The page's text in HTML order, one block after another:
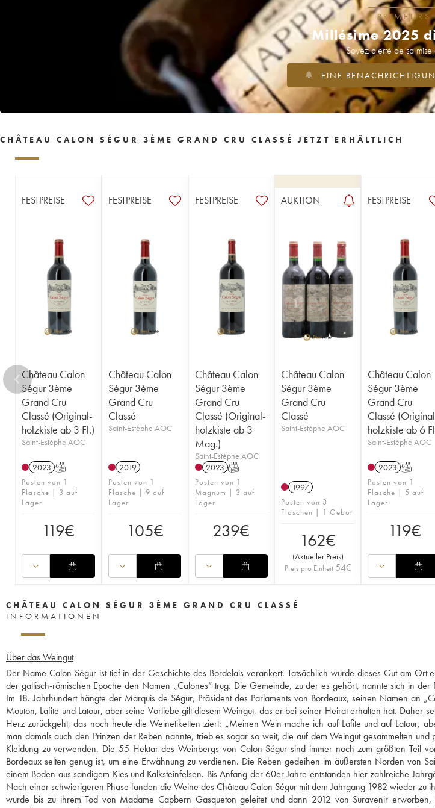
1974
1969
1967
1961
1957
1956
1952
1950
1949
1948 1947 1945
1944
1941
PRIMEURS
Millésime 2025
Soyez alerté de sa mise
EINE
CHÂTEAU CALON SÉGUR 3ÈME GRAND CRU CLASSÉ JETZT ERHÄLTLICH
FESTPREISE
Château Calon
Ségur 3ème
Grand Cru
Classé (Original-
holzkiste ab 3 Fl.)
Saint-Estèphe AOC
2023 T
Posten von 1
Flasche | 3 auf
Lager
119€
FESTPREISE
Château Calon
Ségur 3ème
Grand Cru
Classé
Saint-Estèphe AOC
2019
Posten von 1
Flasche | 9 auf
Lager
105€
FESTPREISE
Château Calon
Ségur 3ème
Grand Cru
Classé (Original-
holzkiste ab 3
Mag.)
Saint-Estèphe AOC
2023 T
Posten von 1
Magnum | 3 auf
Lager
239€
AUKTION
Château Calon
Ségur 3ème
Grand Cru
Classé
Saint-Estèphe AOC
1997
Posten von 3
Flaschen | 1 Gebot
162€
(Aktueller Preis)
Preis pro Einheit 54€
FESTPREISE
Château Calon
Ségur 3ème
Grand Cru
Classé
holzkiste ab 6
Saint-Estèphe AOC
2023 T
Posten von 1
Flasche | 5 auf
Lager
119€
CHÂTEAU CALON SÉGUR 3ÈME GRAND CRU CLASSÉ
INFORMATIONEN
Über das Weingut
Der Name Calon Ségur ist tief in der Geschichte des Bordelais verankert. Tatsächlich wurde dieses Gut am Ort
der gallisch-römischen Epoche den Namen „Calones“ trug. Die Gemeinde, zu der es gehört, nannte sich in der
Im 18. Jahrhundert hängte der Marquis de Ségur, Präsident des Parlaments von Bordeaux, seinen Namen an
Mouton, Lafite und Latour, aber seine Vorliebe gilt diesem Weingut, das er bei seiner Heirat erhalten hat. Daher
Herz zurückgeht, das noch heute die Weinetiketten ziert: „Meinen Wein mache ich auf Lafite und auf Latour,
man damals auch den Prinzen der Reben nannte, trieb es sogar so weit, die auf dem Weingut gesammelten
Kleidung zu verwenden. Die 55 Hektar des Weinbergs von Calon Ségur sind immer noch zum größten Teil
Bordeaux selten genug ist, um eine Erwähnung zu verdienen. Die Reben gedeihen im äußersten Norden von
einem Boden aus sandigem Kies und Kalksteinfelsen. Bis Anfang der 60er Jahre entstanden hier zahlreiche
Nach einer schwierigeren Phase fanden die Weine des Château Calon Ségur mit dem Jahrgang 1982 wieder zu
wurde bis zu ihrem Tod von Madame Capbern Gasqueton geleitet und dann 2012 von Suravenir erworben,